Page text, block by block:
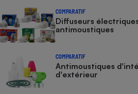
COMPARATIF
Diffuseurs
antimoustiques
COMPARATIF
Antimoustiques
d'extérieur